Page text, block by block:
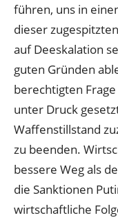
führen, uns in
dieser
auf Deeskalation
guten Gründen
berechtigten
unter Druck
Waffenstillstand
zu beenden.
bessere Weg als
die Sanktionen
wirtschaftliche